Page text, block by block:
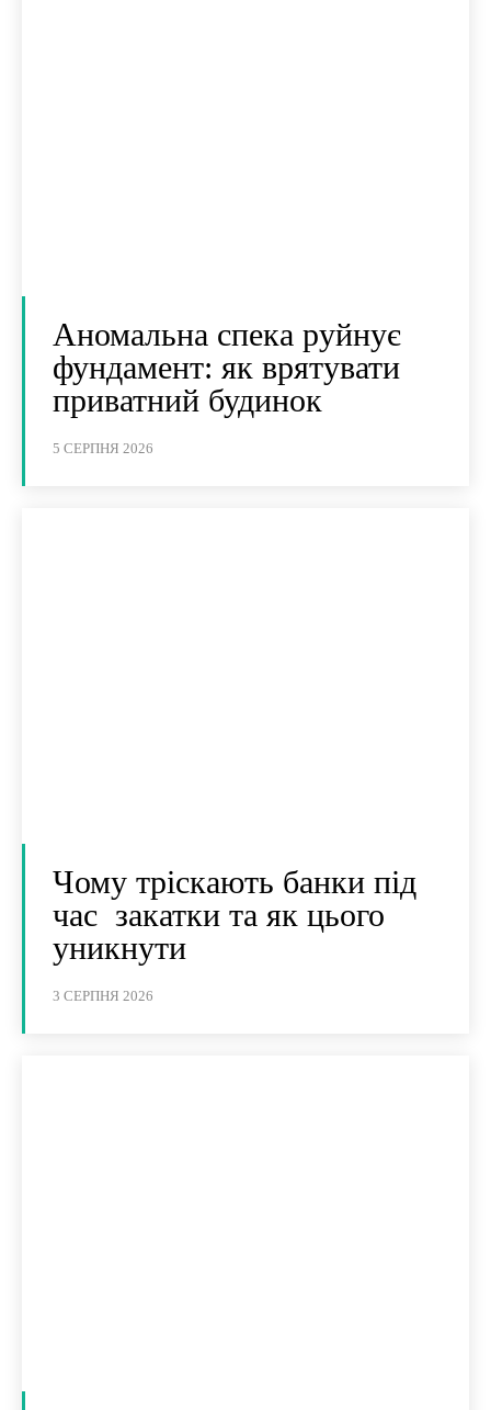
Аномальна спека руйнує
фундамент: як врятувати
приватний будинок
5 СЕРПНЯ 2026
Чому тріскають банки під
час закатки та як цього
уникнути
3 СЕРПНЯ 2026